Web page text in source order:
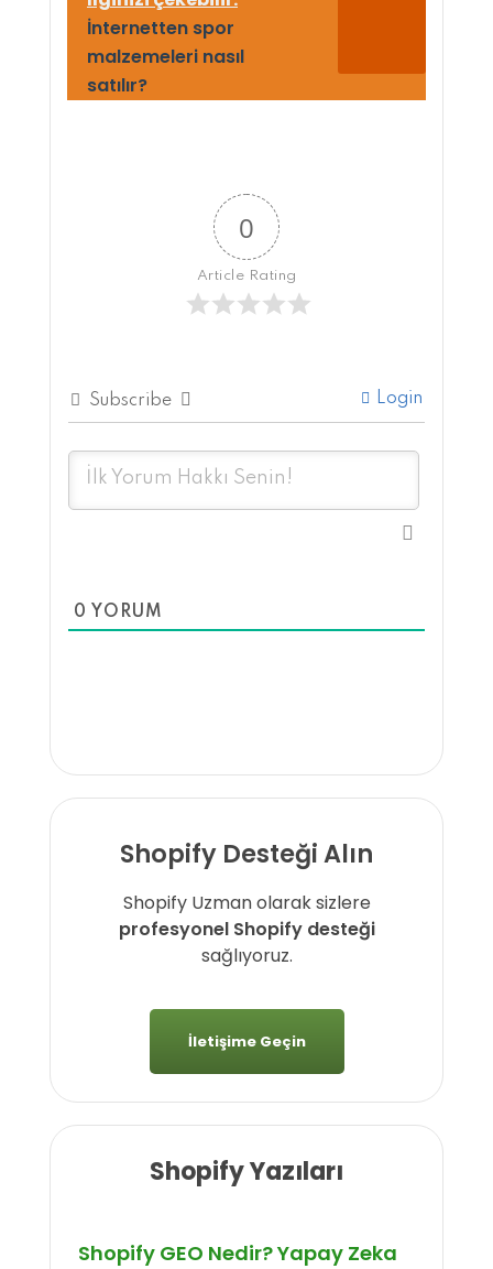
İnternetten spor
malzemeleri nasıl
satılır?
0
Article Rating
Subscribe Login
0 YORUM
Shopify Desteği Alın
Shopify Uzman olarak sizlere
profesyonel Shopify desteği
sağlıyoruz.
İletişime Geçin
Shopify Yazıları
Shopify GEO Nedir? Yapay Zeka